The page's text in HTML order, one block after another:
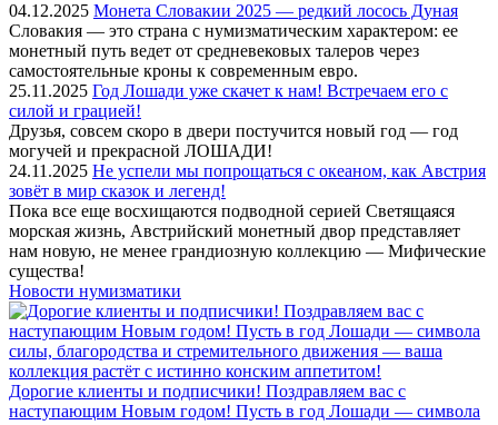
04.12.2025 Монета Словакии 2025 — редкий лосось Дуная
Словакия — это страна с нумизматическим характером: ее
монетный путь ведет от средневековых талеров через
самостоятельные кроны к современным евро.
25.11.2025 Год Лошади уже скачет к нам! Встречаем его с
силой и грацией!
Друзья, совсем скоро в двери постучится новый год — год
могучей и прекрасной ЛОШАДИ!
24.11.2025 Не успели мы попрощаться с океаном, как Австрия
зовёт в мир сказок и легенд!
Пока все еще восхищаются подводной серией Светящаяся
морская жизнь, Австрийский монетный двор представляет
нам новую, не менее грандиозную коллекцию — Мифические
существа!
Новости нумизматики
Дорогие клиенты и подписчики! Поздравляем вас с
наступающим Новым годом! Пусть в год Лошади — символа